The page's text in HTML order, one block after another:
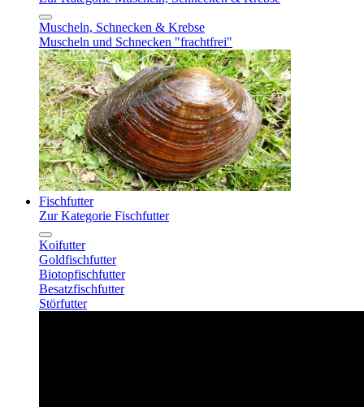
Muscheln, Schnecken & Krebse
Muscheln und Schnecken "frachtfrei"
Fischfutter
Zur Kategorie Fischfutter
Koifutter
Goldfischfutter
Biotopfischfutter
Besatzfischfutter
Störfutter